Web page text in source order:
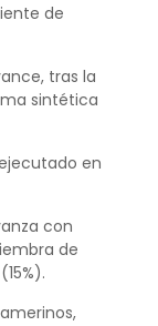
de
tras la
sintética
en
con
de